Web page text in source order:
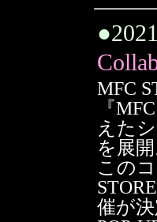
●
MFC
『
えた
を展開
この
催が決